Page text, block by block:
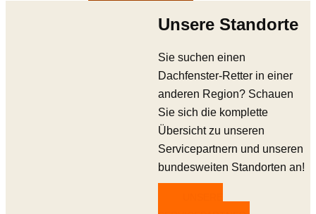
Unsere Standorte
Sie suchen einen
Dachfenster-Retter in einer
anderen Region? Schauen
Sie sich die komplette
Übersicht zu unseren
Servicepartnern und unseren
bundesweiten Standorten an!